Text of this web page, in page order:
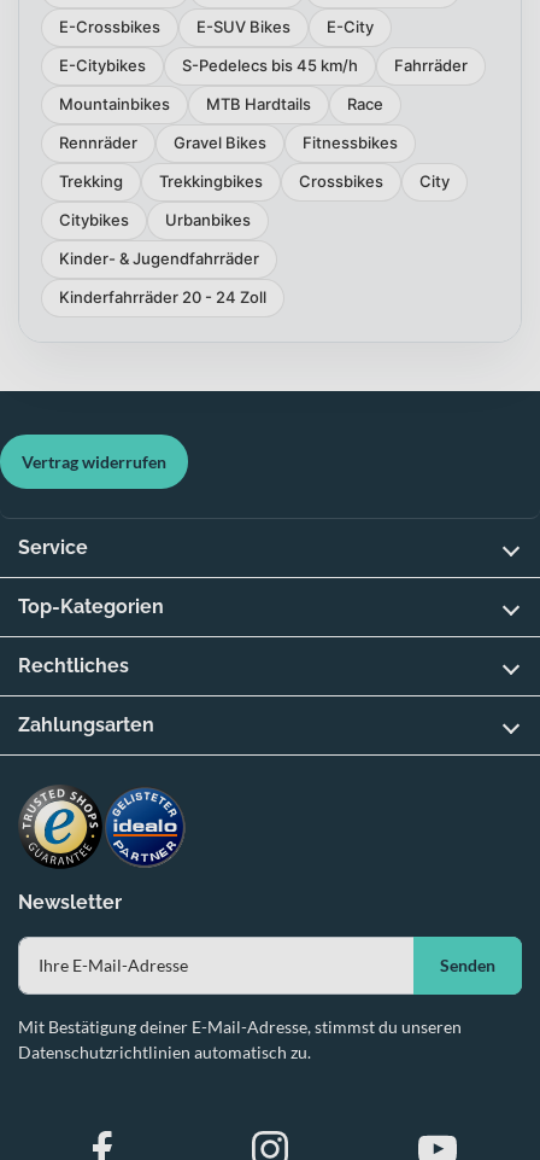
E-Crossbikes
E-SUV Bikes
E-City
E-Citybikes
S-Pedelecs bis 45 km/h
Fahrräder
Mountainbikes
MTB Hardtails
Race
Rennräder
Gravel Bikes
Fitnessbikes
Trekking
Trekkingbikes Crossbikes
City
Citybikes
Urbanbikes
Kinder- & Jugendfahrräder
Kinderfahrräder 20 - 24 Zoll
Newsletter
Senden
Mit Bestätigung deiner E-Mail-Adresse, stimmst du unseren
Datenschutzrichtlinien automatisch zu.
Vertrag widerrufen
Service
Top-Kategorien
Rechtliches
Zahlungsarten